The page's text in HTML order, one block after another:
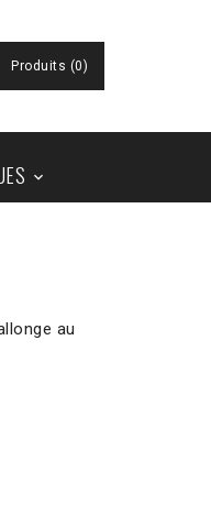
Produits (0)

au